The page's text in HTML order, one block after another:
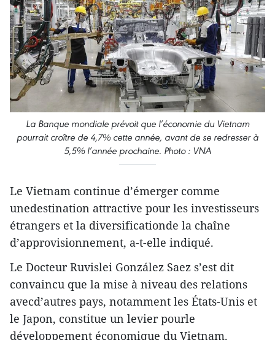
La Banque mondiale prévoit que l’économie du Vietnam
pourrait croître de 4,7% cette année, avant de se redresser à
5,5% l’année prochaine. Photo : VNA
Le Vietnam continue d’émerger comme
unedestination attractive pour les investisseurs
étrangers et la diversificationde la chaîne
d’approvisionnement, a-t-elle indiqué.
Le Docteur Ruvislei González Saez s’est dit
convaincu que la mise à niveau des relations
avecd’autres pays, notamment les États-Unis et
le Japon, constitue un levier pourle
développement économique du Vietnam.